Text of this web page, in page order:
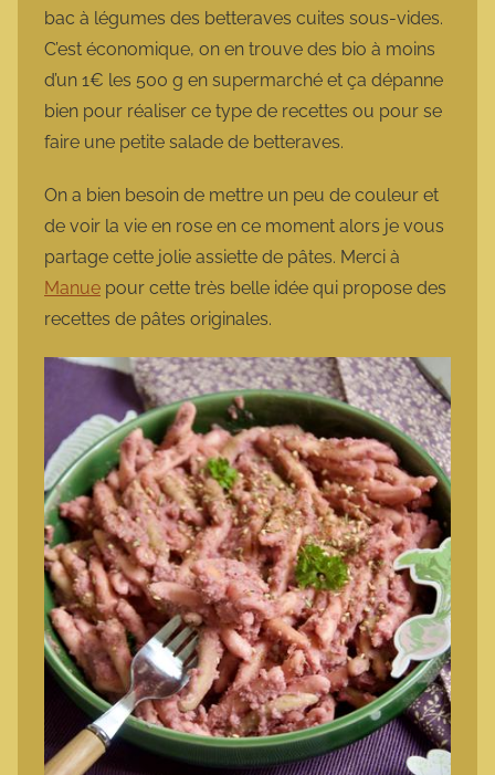
bac à légumes des betteraves cuites sous-vides.
C’est économique, on en trouve des bio à moins
d’un 1€ les 500 g en supermarché et ça dépanne
bien pour réaliser ce type de recettes ou pour se
faire une petite salade de betteraves.
On a bien besoin de mettre un peu de couleur et
de voir la vie en rose en ce moment alors je vous
partage cette jolie assiette de pâtes. Merci à
Manue pour cette très belle idée qui propose des
recettes de pâtes originales.